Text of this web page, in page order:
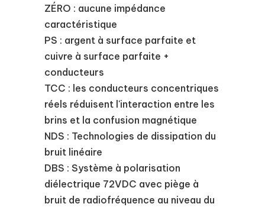
ZÉRO : aucune impédance
caractéristique
PS : argent à surface parfaite et
cuivre à surface parfaite +
conducteurs
TCC : les conducteurs concentriques
réels réduisent l'interaction entre les
brins et la confusion magnétique
NDS : Technologies de dissipation du
bruit linéaire
DBS : Système à polarisation
diélectrique 72VDC avec piège à
bruit de radiofréquence au niveau du